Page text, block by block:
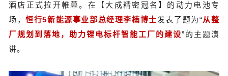
酒店正式拉开帷幕。在【大成精密冠名】的动力电池专
场，恒行5新能源事业部总经理李楠博士发表了题为“从整
厂规划到落地，助力锂电标杆智能工厂的建设”的主题演
讲。